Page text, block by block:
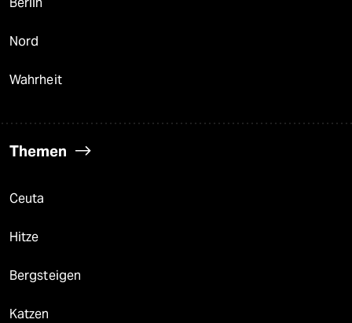
Berlin
Nord
Wahrheit
Themen
Ceuta
Hitze
Bergsteigen
Katzen